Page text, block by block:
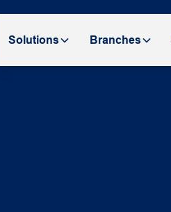
Solutions Branches